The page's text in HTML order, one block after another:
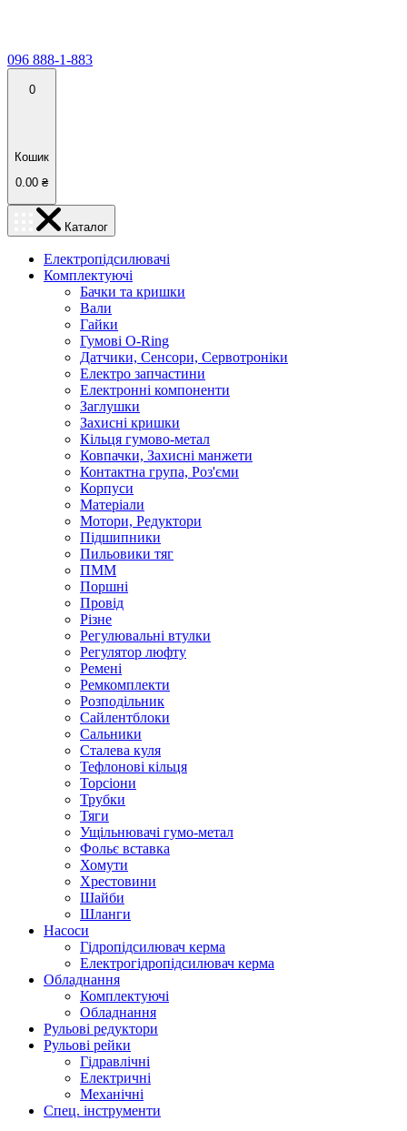
096 888-1-883
0
Кошик
0.00 ₴
Каталог
Електропідсилювачі
Комплектуючі
Бачки та кришки
Вали
Гайки
Гумові O-Ring
Датчики, Сенсори, Сервотроніки
Електро запчастини
Електронні компоненти
Заглушки
Захисні кришки
Кільця гумово-метал
Ковпачки, Захисні манжети
Контактна група, Роз'єми
Корпуси
Матеріали
Мотори, Редуктори
Підшипники
Пильовики тяг
ПММ
Поршні
Провід
Різне
Регулювальні втулки
Регулятор люфту
Ремені
Ремкомплекти
Розподільник
Сайлентблоки
Сальники
Сталева куля
Тефлонові кільця
Торсіони
Трубки
Тяги
Ущільнювачі гумо-метал
Фольє вставка
Хомути
Хрестовини
Шайби
Шланги
Насоси
Гідропідсилювач керма
Електрогідропідсилювач керма
Обладнання
Комплектуючі
Обладнання
Рульові редуктори
Рульові рейки
Гідравлічні
Електричні
Механічні
Спец. інструменти